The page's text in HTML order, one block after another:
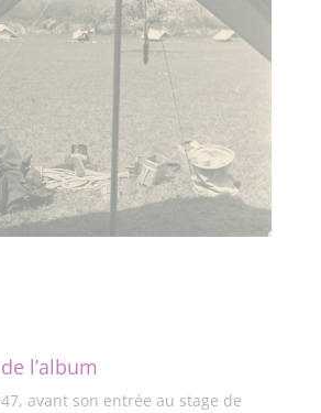
l’album
avant son entrée au stage de